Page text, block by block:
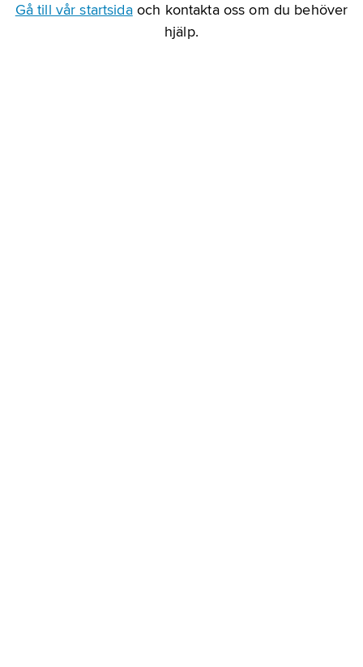
Gå till vår startsidaoch kontakta oss om du behöver
hjälp.